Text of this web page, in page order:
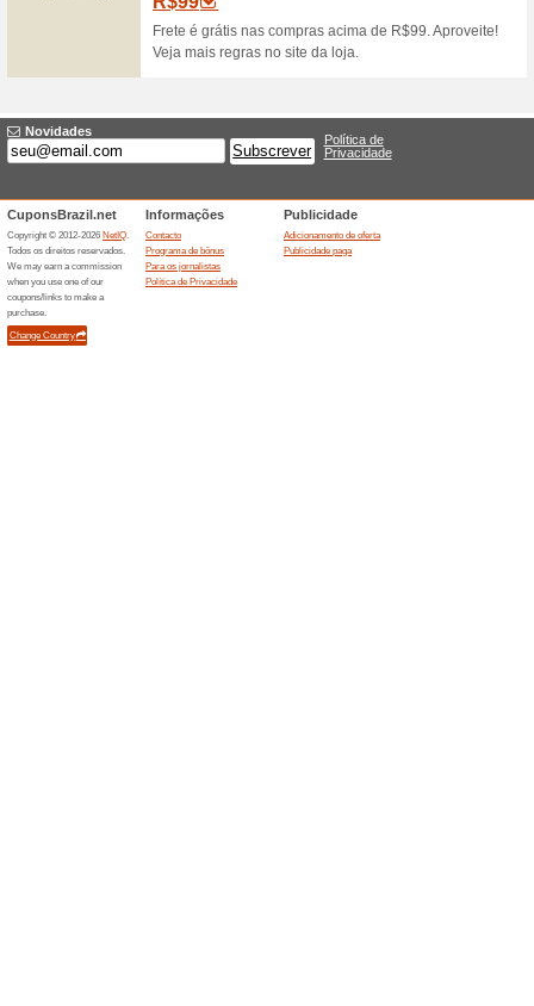
Receba descontos
email
100% funcionou
Receba descontos especiais
se na newsletter, Para
de 1 minuto. Aproveite!